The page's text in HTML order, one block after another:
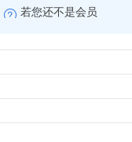
若您还不是会员